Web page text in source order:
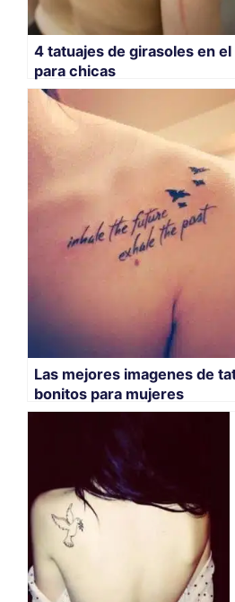
4 tatuajes de girasoles en
para chicas
Las mejores imagenes de
bonitos para mujeres